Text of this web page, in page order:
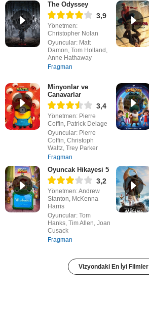
The Odyssey
3,9
Yönetmen:
Christopher Nolan
Oyuncular: Matt
Damon, Tom Holland,
Anne Hathaway
Fragman
Minyonlar ve
Canavarlar
3,4
Yönetmen: Pierre
Coffin, Patrick Delage
Oyuncular: Pierre
Coffin, Christoph
Waltz, Trey Parker
Fragman
Oyuncak Hikayesi 5
3,2
Yönetmen: Andrew
Stanton, McKenna
Harris
Oyuncular: Tom
Hanks, Tim Allen, Joan
Cusack
Fragman
Vizyondaki En İyi Filmler